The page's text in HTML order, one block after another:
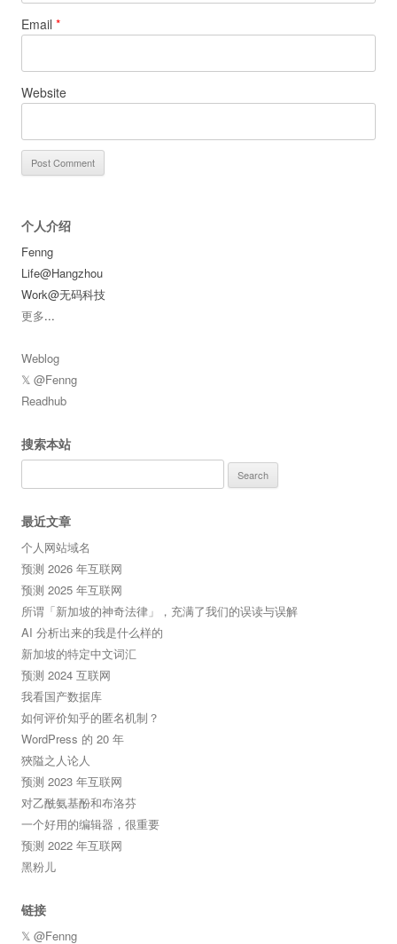
Email *
Website
个人介绍
Fenng
Life@Hangzhou
Work@无码科技
更多...
Weblog
𝕏 @Fenng
Readhub
搜索本站
for:
最近文章
个人网站域名
预测 2026 年互联网
预测 2025 年互联网
所谓「新加坡的神奇法律」，充满了我们的误读与误解
AI 分析出来的我是什么样的
新加坡的特定中文词汇
预测 2024 互联网
我看国产数据库
如何评价知乎的匿名机制？
WordPress 的 20 年
狹隘之人论人
预测 2023 年互联网
对乙酰氨基酚和布洛芬
一个好用的编辑器，很重要
预测 2022 年互联网
黑粉儿
链接
𝕏 @Fenng